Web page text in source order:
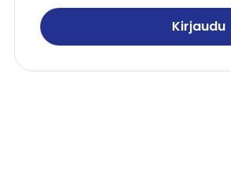
Kirjaudu